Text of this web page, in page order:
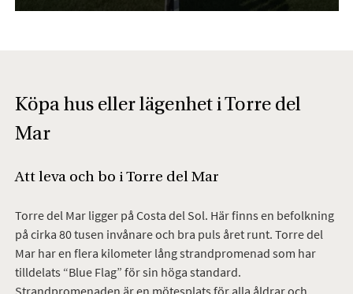
Köpa hus eller lägenhet i Torre del
Mar
Att leva och bo i Torre del Mar
Torre del Mar ligger på Costa del Sol. Här finns en befolkning
på cirka 80 tusen invånare och bra puls året runt. Torre del
Mar har en flera kilometer lång strandpromenad som har
tilldelats “Blue Flag” för sin höga standard.